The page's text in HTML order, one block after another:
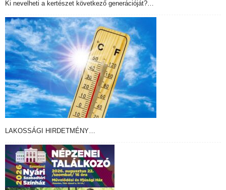
Ki nevelheti a kertészet következő generációját?…
LAKOSSÁGI HIRDETMÉNY…